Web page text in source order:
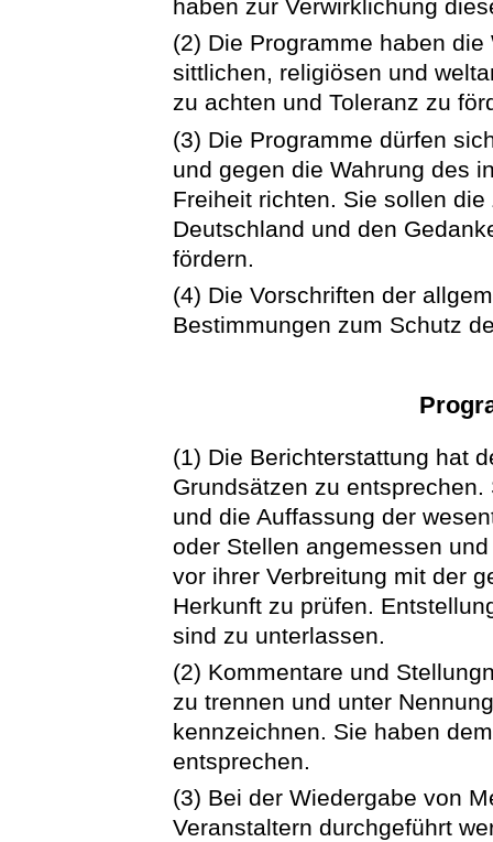
haben zur Verwirklichung
(2) Die Programme haben
sittlichen, religiösen und
zu achten und Toleranz zu
(3) Die Programme dürfen
und gegen die Wahrung des
Freiheit richten. Sie sollen
Deutschland und den
fördern.
(4) Die Vorschriften der
Bestimmungen zum Schutz
(1) Die Berichterstattung hat
Grundsätzen zu
und die Auffassung der
oder Stellen angemessen
vor ihrer Verbreitung mit der
Herkunft zu prüfen.
sind zu unterlassen.
(2) Kommentare und
zu trennen und unter
kennzeichnen. Sie haben
entsprechen.
(3) Bei der Wiedergabe von
Veranstaltern durchgeführt